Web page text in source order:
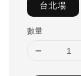
台北場
數量